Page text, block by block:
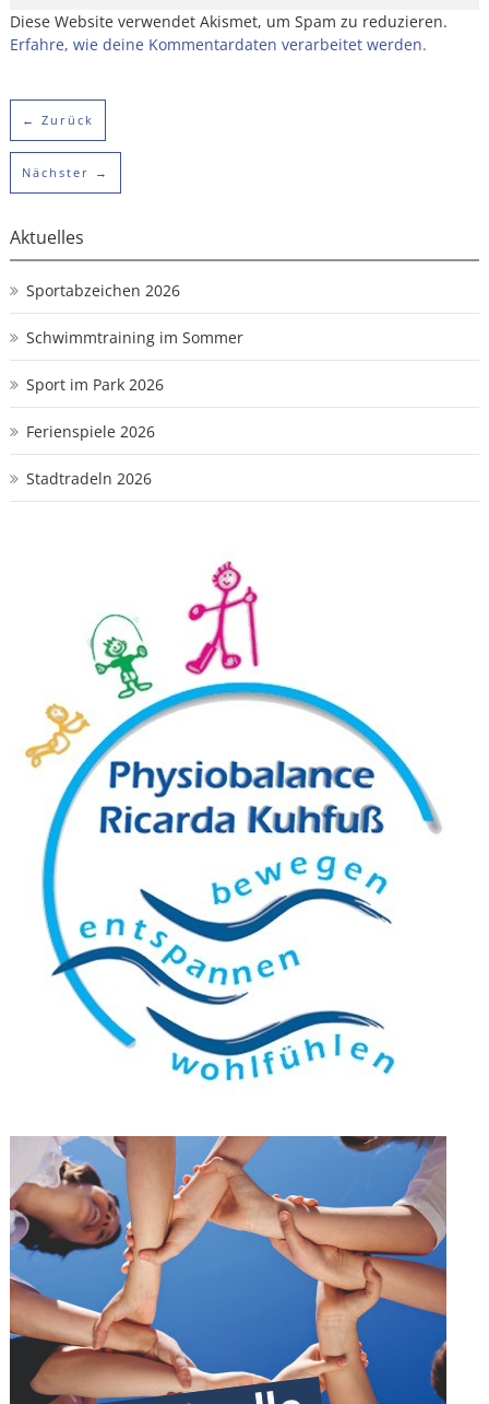
Diese Website verwendet Akismet, um Spam zu reduzieren.
Erfahre, wie deine Kommentardaten verarbeitet werden.
← Zurück
Nächster →
Aktuelles
Sportabzeichen 2026
Schwimmtraining im Sommer
Sport im Park 2026
Ferienspiele 2026
Stadtradeln 2026